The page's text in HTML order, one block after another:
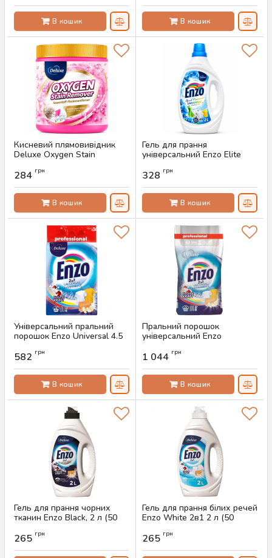
Артикул:AS-00670
В кошик В кошик
Кисневий плямовивідник
Deluxe Oxygen Stain
Артикул:
284 грн
В кошик
Гель для прання
універсальний Enzo Elite
Артикул:
328 грн
В кошик
Універсальний пральний
порошок Enzo Universal 4.5
Артикул:
582 грн
В кошик
Пральний порошок
універсальний Enzo
Артикул: AS-00132
1 044 грн
В кошик
Гель для прання чорних
тканин Enzo Black, 2 л (50
Артикул:
265 грн
Гель для прання білих речей
Enzo White 2в1 2 л (50
Артикул:
265 грн